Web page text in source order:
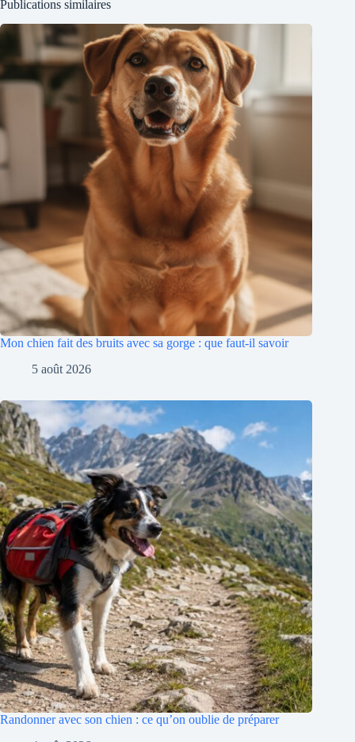
Publications similaires
Mon chien fait des bruits avec sa gorge : que faut-il savoir
5 août 2026
Randonner avec son chien : ce qu’on oublie de préparer